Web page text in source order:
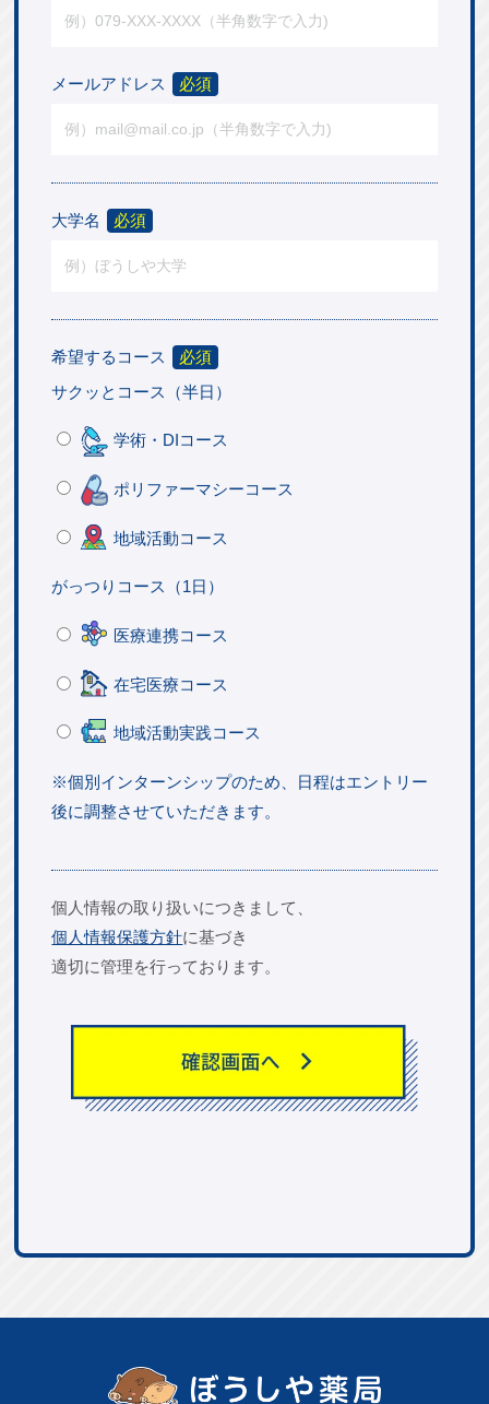
メールアドレス 必須
大学名 必須
希望するコース
必須
サクッとコース（半日）
学術・DIコース
ポリファーマシーコース
地域活動コース
がっつりコース（1日）
医療連携コース
在宅医療コース
地域活動実践コース
※個別インターンシップのため、日程はエントリー
後に調整させていただきます。
個人情報の取り扱いにつきまして、
個人情報保護方針に基づき
適切に管理を行っております。